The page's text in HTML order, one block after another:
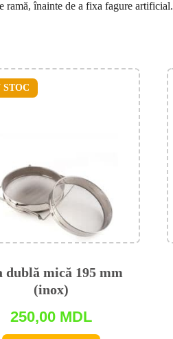
ramă, înainte de a fixa fagure artificial.
dublă mică 195 mm
(inox)
250,00 MDL
STOC